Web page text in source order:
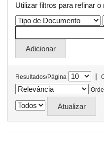
Utilizar filtros para refinar
Resultados/Página |